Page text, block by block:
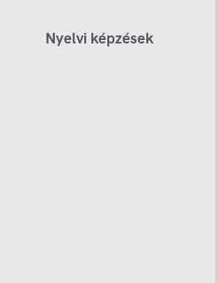
Nyelvi képzések